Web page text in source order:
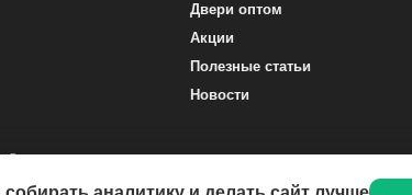
Двери оптом
Акции
Полезные статьи
Новости
©